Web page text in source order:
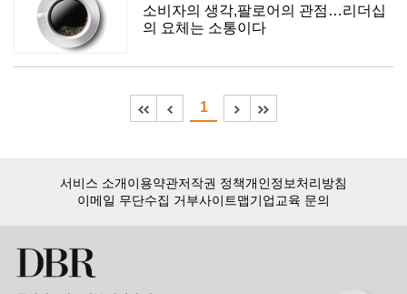
소비자의 생각,팔로어의 관점…리더십
의 요체는 소통이다
1
서비스 소개이용약관저작권 정책개인정보처리방침
이메일 무단수집 거부사이트맵기업교육 문의